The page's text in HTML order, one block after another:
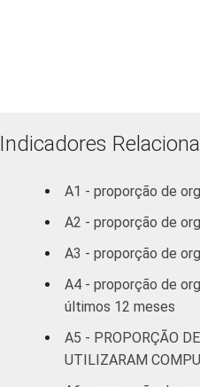
Indicadores
A1 - proporção de
A2 - proporção de
A3 - proporção de
A4 - proporção de
últimos 12 meses
A5 - PROPORÇÃO
UTILIZARAM